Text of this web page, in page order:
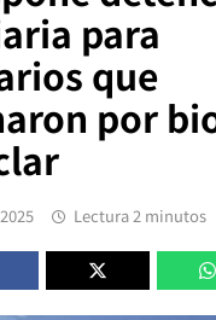
para
que
por
Lectura 2 minutos